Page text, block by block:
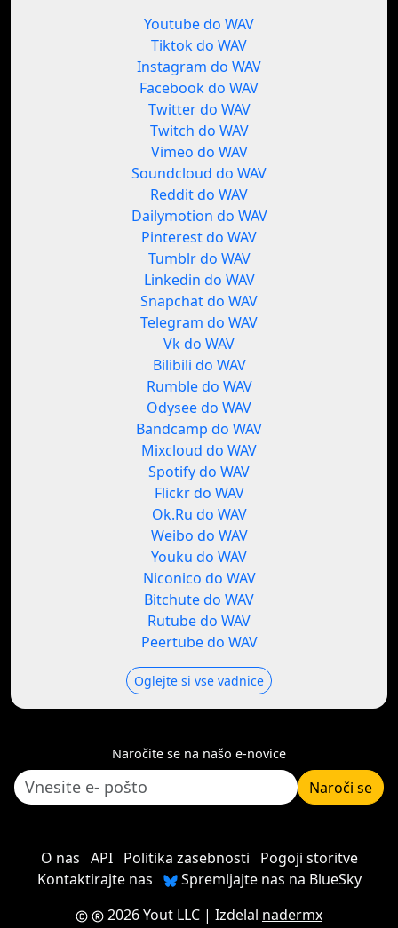
Youtube do WAV
Tiktok do WAV
Instagram do WAV
Facebook do WAV
Twitter do WAV
Twitch do WAV
Vimeo do WAV
Soundcloud do WAV
Reddit do WAV
Dailymotion do WAV
Pinterest do WAV
Tumblr do WAV
Linkedin do WAV
Snapchat do WAV
Telegram do WAV
Vk do WAV
Bilibili do WAV
Rumble do WAV
Odysee do WAV
Bandcamp do WAV
Mixcloud do WAV
Spotify do WAV
Flickr do WAV
Ok.Ru do WAV
Weibo do WAV
Youku do WAV
Niconico do WAV
Bitchute do WAV
Rutube do WAV
Peertube do WAV
Oglejte si vse vadnice
Naročite se na našo e-novice
Naroči se
O nas API Politika zasebnosti
Pogoji storitve
Kontaktirajte nas
Spremljajte nas na BlueSky
2026 Yout LLC | Izdelal nadermx